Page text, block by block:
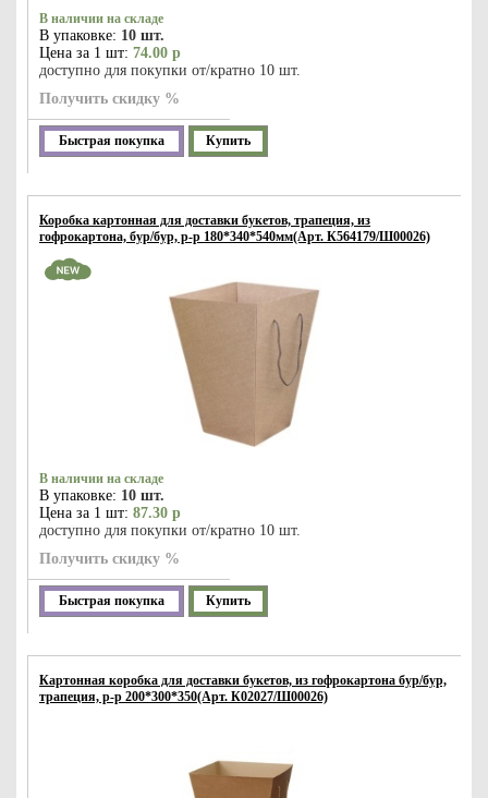
В наличии на складе
В упаковке: 10 шт.
Цена за 1 шт: 74.00 р
доступно для покупки от/кратно 10 шт.
Получить скидку %
Быстрая покупка Купить
Коробка картонная для доставки букетов, трапеция, из
гофрокартона, бур/бур, р-р 180*340*540мм(Арт. К564179/Ш00026)
В наличии на складе
В упаковке: 10 шт.
Цена за 1 шт: 87.30 р
доступно для покупки от/кратно 10 шт.
Получить скидку %
Быстрая покупка Купить
Картонная коробка для доставки букетов, из гофрокартона бур/бур,
трапеция, р-р 200*300*350(Арт. К02027/Ш00026)